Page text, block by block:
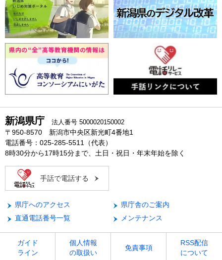
新潟県庁 法人番号 5000020150002
〒950-8570 新潟市中央区新光町4番地1
電話番号：025-285-5511（代表）
8時30分から17時15分まで、土日・祝日・年末年始を除く
手話で電話する
県庁へのアクセス
県庁舎のご案内
直通電話番号一覧
メンテナンス
ガイド
ライン
個人情報
の取扱い
免責事項
RSS配信
について